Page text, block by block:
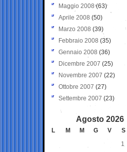
Maggio 2008(63)
Aprile 2008 (50)
Marzo 2008 (39)
Febbraio 2008 (35)
Gennaio 2008 (36)
Dicembre 2007 (25)
Novembre 2007 (22)
Ottobre 2007 (27)
Settembre 2007 (23)
Agosto 2026
L M M G V S
1